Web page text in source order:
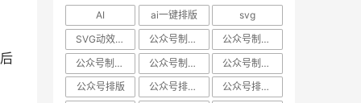
AI ai一键排版
svg
SVG动效样式
公众号制作、公众号排版
公众号制作、公众号模板
公众号制作、微信编辑器
公众号制作，公众号排版
公众号制作，公众号排版、微信编辑器
公众号排版
公众号排版，公众号模板
公众号排版，公众号素材